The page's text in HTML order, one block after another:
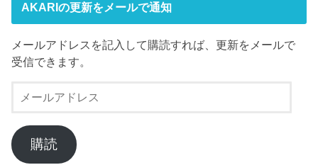
AKARIの更新をメールで通知
メールアドレスを記入して購読すれば、更新をメールで
受信できます。
ー
ア
ド
購読